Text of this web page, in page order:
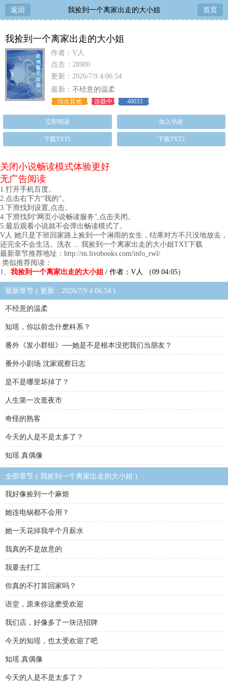
返回 我捡到一个离家出走的大小姐 首页
我捡到一个离家出走的大小姐
作者：V人
点击：28980
更新：2026/7/9 4:06:54
最新： 不经意的温柔
综合其他 连载中 40033
立即阅读 加入书架
下载TXT1 下载TXT2
关闭小说畅读模式体验更好
无广告阅读
1.打开手机百度。
2.点击右下方“我的”。
3.下滑找到设置,点击。
4.下滑找到“网页小说畅读服务”,点击关闭。
5.最后观看小说就不会弹出畅读模式了。
V人 她只是下班回家路上捡到一个淋雨的女生，结果对方不只没地放去，
还完全不会生活。洗衣 ... 我捡到一个离家出走的大小姐TXT下载
最新章节推荐地址：http://m.livobooks.com/info_rwl/
类似推荐阅读：
1、 我捡到一个离家出走的大小姐 / 作者：V人 （09 04:05）
最新章节 ( 更新：2026/7/9 4:06:54 )
不经意的温柔
知瑶，你以前念什麽科系？
番外《发小群组》──她是不是根本没把我们当朋友？
番外小剧场 沈家观察日志
是不是哪里坏掉了？
人生第一次逛夜市
奇怪的熟客
今天的人是不是太多了？
知瑶.真偶像
全部章节 ( 我捡到一个离家出走的大小姐 )
我好像捡到一个麻烦
她连电锅都不会用？
她一天花掉我半个月薪水
我真的不是故意的
我要去打工
你真的不打算回家吗？
语堂，原来你这麽受欢迎
我们店，好像多了一块活招牌
今天的知瑶，也太受欢迎了吧
知瑶.真偶像
今天的人是不是太多了？